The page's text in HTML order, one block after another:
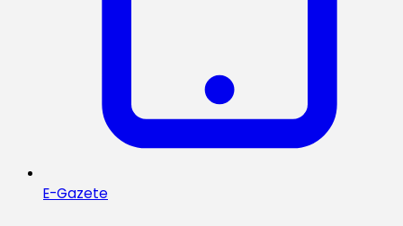
E-Gazete